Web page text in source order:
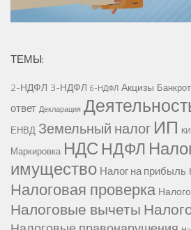
ТЕМЫ:
2-НДФЛ 3-НДФЛ 6-НДФЛ Акцизы
ответ Декларация
ЕНВД Земельный налог ИП
Маркировка НДС НДФЛ
имущество Налог на прибыль
Налоговая проверка
Налоговые вычеты